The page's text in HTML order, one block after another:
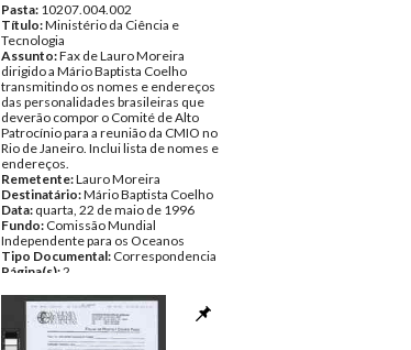
Pasta: 10207.004.002
Título:Ministério da Ciência e
Tecnologia
Assunto:Fax de Lauro Moreira
dirigido a Mário Baptista Coelho
transmitindo os nomes e endereços
das personalidades brasileiras que
deverão compor o Comité de Alto
Patrocínio para a reunião da CMIO no
Rio de Janeiro. Inclui lista de nomes e
endereços.
Remetente:Lauro Moreira
Destinatário:Mário Baptista Coelho
Data: quarta, 22 de maio de 1996
Fundo: Comissão Mundial
Independente para os Oceanos
Tipo Documental: Correspondencia
Página(s):2